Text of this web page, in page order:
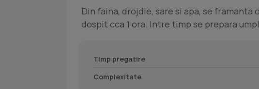
Din faina, drojdie, sare si apa, se framanta
dospit cca 1 ora. Intre timp se prepara
Timp pregatire
Complexitate